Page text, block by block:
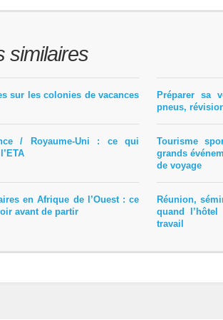
similaires
sur les colonies de vacances
Préparer sa
pneus,
/ Royaume-Uni : ce qui
Tourisme
grands
de voyage
en Afrique de l’Ouest : ce
avant de partir
Réunion,
quand
travail